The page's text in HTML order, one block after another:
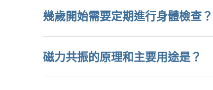
幾歲開始需要定期進行身體檢查？
磁力共振的原理和主要用途是？